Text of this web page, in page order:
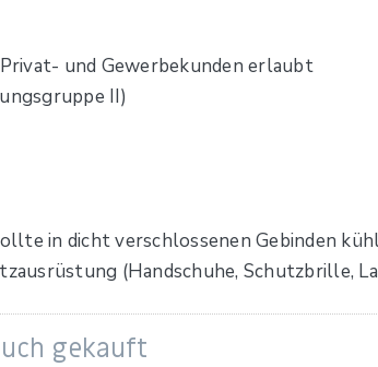
und Gewerbekunden erlaubt
II)
in dicht verschlossenen Gebinden
(Handschuhe, Schutzbrille,
gekauft